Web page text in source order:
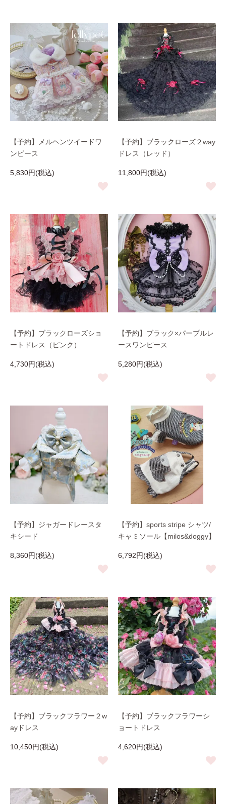
【予約】メルヘンツイードワ
ンピース
5,830円(税込)
【予約】ブラックローズ２way
ドレス（レッド）
11,800円(税込)
【予約】ブラックローズショ
ートドレス（ピンク）
4,730円(税込)
【予約】ブラック×パープルレ
ースワンピース
5,280円(税込)
【予約】ジャガードレースタ
キシード
8,360円(税込)
【予約】sports stripe シャツ/
キャミソール【milos&doggy】
6,792円(税込)
【予約】ブラックフラワー２w
ayドレス
10,450円(税込)
【予約】ブラックフラワーシ
ョートドレス
4,620円(税込)